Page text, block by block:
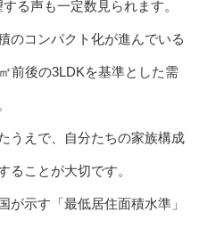
る声も一定数見られます。
のコンパクト化が進んでいる
前後の3LDKを基準とした需
うえで、自分たちの家族構成
ることが大切です。
が示す「最低居住面積水準」